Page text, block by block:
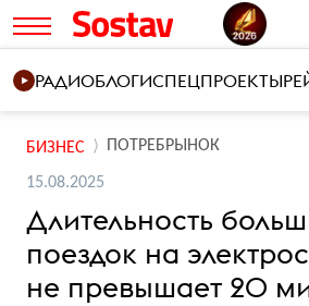
РАДИОБЛОГИСПЕЦПРОЕКТЫ
БИЗНЕС ПОТРЕБРЫНОК
15.08.2025
Длительность
поездок на
не превышает 20